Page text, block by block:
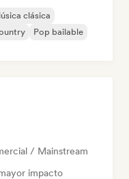
clásica
Pop bailable
/ Mainstream
impacto